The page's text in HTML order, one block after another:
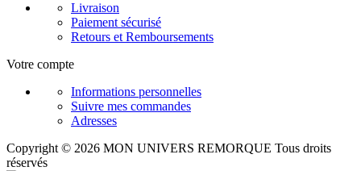
Livraison
Paiement sécurisé
Retours et Remboursements
Votre compte
Informations personnelles
Suivre mes commandes
Adresses
Copyright © 2026 MON UNIVERS REMORQUE Tous droits
réservés